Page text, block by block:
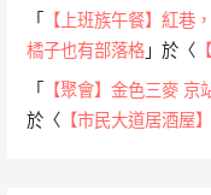
「
【上班族午餐】紅巷
橘子也有部落格 」於〈
「
【聚會】金色三麥
於〈 【市民大道居酒屋